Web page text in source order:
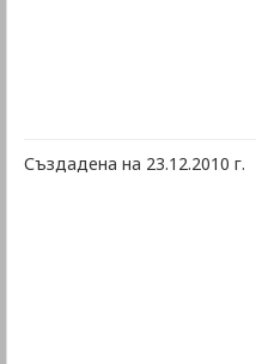
Създадена на 23.12.2010 г.